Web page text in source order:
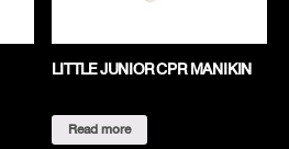
LITTLE JUNIOR CPR MANIKIN
Read more